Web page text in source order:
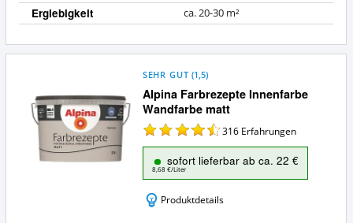
Ergiebigkeit ca. 20-30 m²
Alpina Farbrezepte Innenfarbe
Wandfarbe matt
SEHR GUT (1,5)
316 Erfahrungen
sofort lieferbar ab ca. 22 €
8,68 €/Liter
Produktdetails